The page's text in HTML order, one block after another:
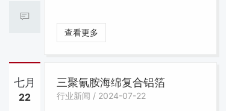
查看更多
七月
22
三聚氰胺海绵复合铝箔
行业新闻 / 2024-07-22